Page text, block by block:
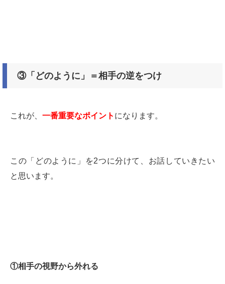
③「どのように」＝相手の逆をつけ
これが、 一番重要なポイント になります。
この「どのように」を2つに分けて、お話していきたい
と思います。
①相手の視野から外れる